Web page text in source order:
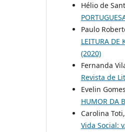
Hélio de
Paulo
LEITURA DE
(2020)
Fernanda
Revista de
Evelin
HUMOR DA
Carolina
Vida Social: